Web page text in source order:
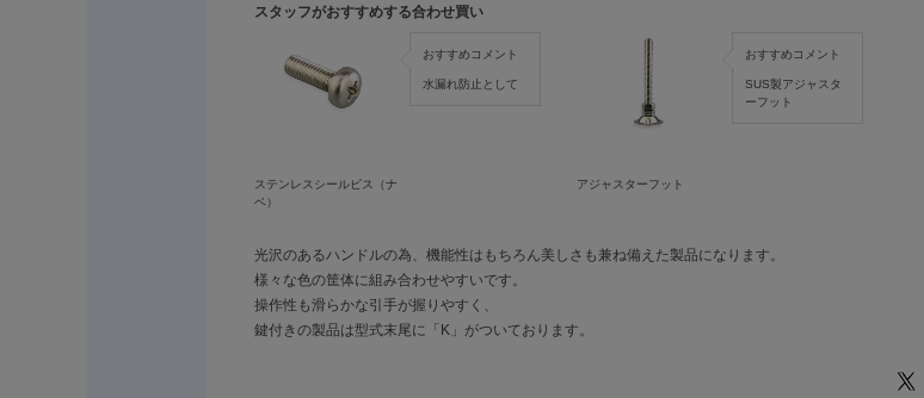
スタッフがおすすめする合わせ買い
ステンレスシールビス（ナ
ベ）
おすすめコメント
水漏れ防止として
アジャスターフット
おすすめコメント
SUS製アジャスタ
ーフット
光沢のあるハンドルの為、機能性はもちろん美しさも兼ね備えた製品になります。
様々な色の筐体に組み合わせやすいです。
操作性も滑らかな引手が握りやすく、
鍵付きの製品は型式末尾に「K」がついております。